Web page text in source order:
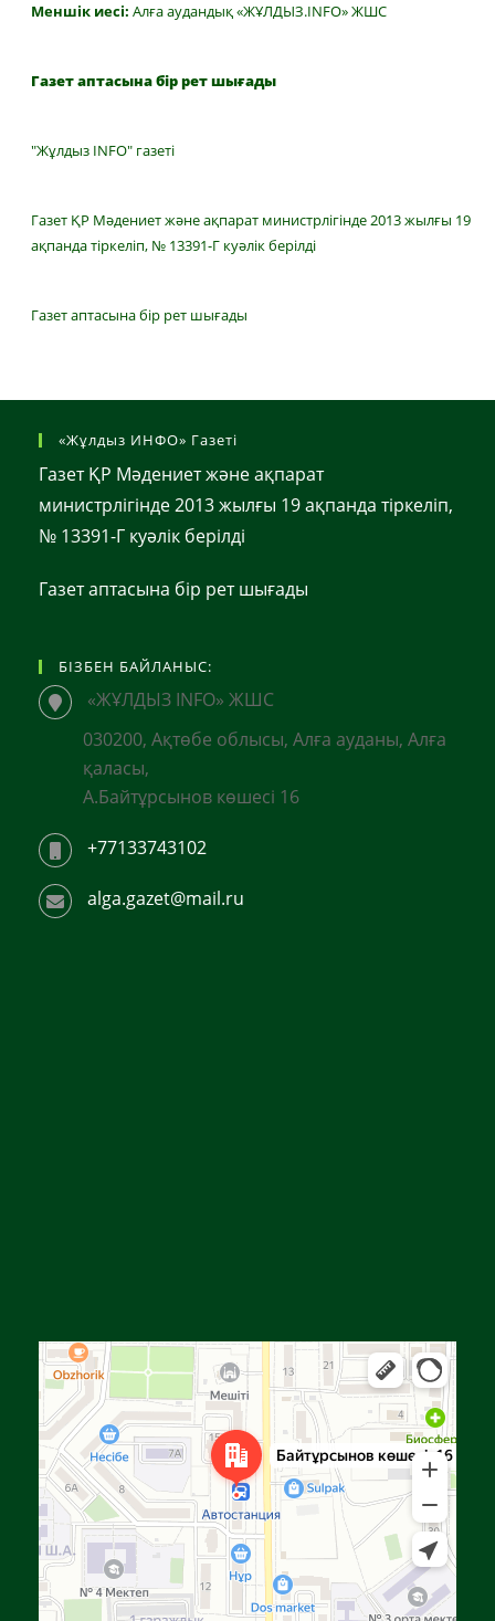
Меншік иесі: Алға аудандық «ЖҰЛДЫЗ.INFO» ЖШС
Газет аптасына бір рет шығады
"Жұлдыз INFO" газеті
Газет ҚР Мәдениет және ақпарат министрлігінде 2013 жылғы 19
ақпанда тіркеліп, № 13391-Г куәлік берілді
Газет аптасына бір рет шығады
«Жұлдыз ИНФО» Газеті
Газет ҚР Мәдениет және ақпарат
министрлігінде 2013 жылғы 19 ақпанда тіркеліп,
№ 13391-Г куәлік берілді
Газет аптасына бір рет шығады
БІЗБЕН БАЙЛАНЫС:
«ЖҰЛДЫЗ INFO» ЖШС
030200, Ақтөбе облысы, Алға ауданы, Алға
қаласы,
А.Байтұрсынов көшесі 16
+77133743102
alga.gazet@mail.ru
Яндекс Карталар — көлік, навигация, орындарды іздеу